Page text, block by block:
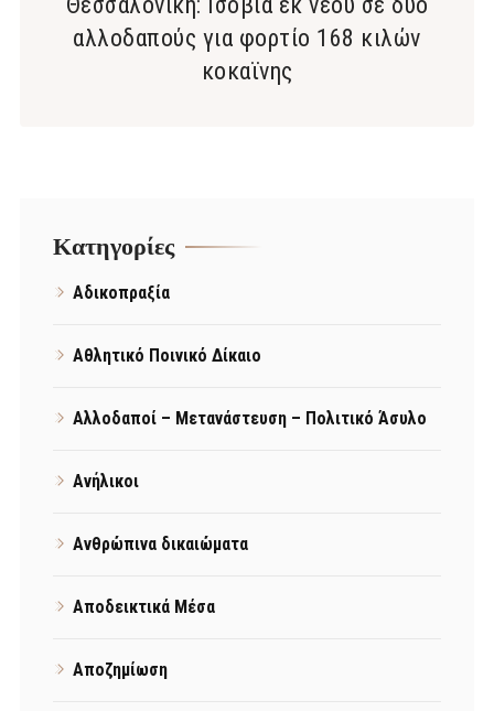
αλλοδαπούς για φορτίο 168 κιλών
κοκαϊνης
Kατηγορίες
Αδικοπραξία
Αθλητικό Ποινικό Δίκαιο
Αλλοδαποί – Μετανάστευση – Πολιτικό Άσυλο
Ανήλικοι
Ανθρώπινα δικαιώματα
Αποδεικτικά Μέσα
Αποζημίωση